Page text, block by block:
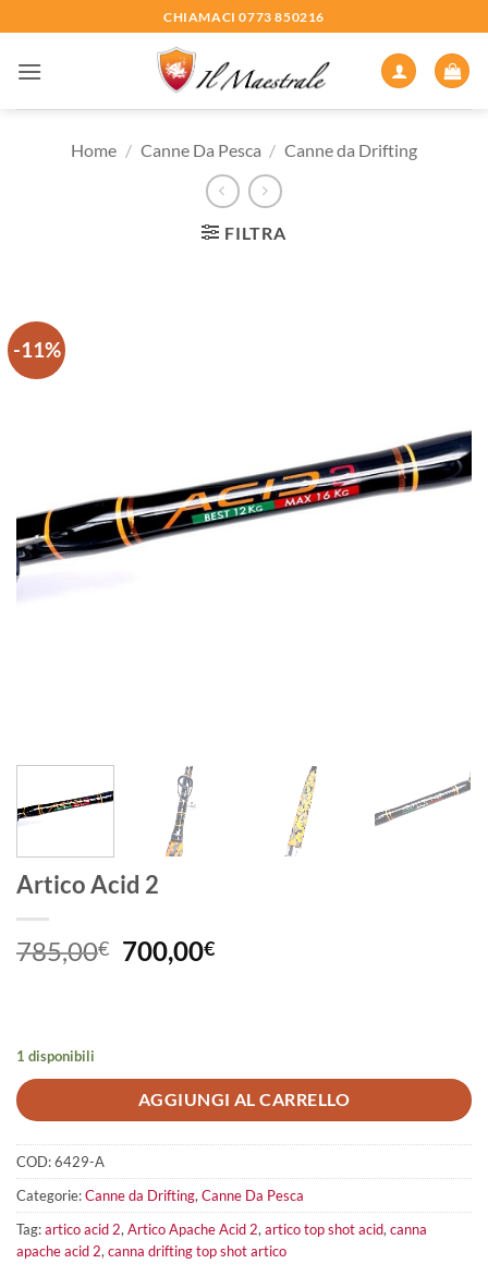
ai
contenuti
CHIAMACI 0773 850216
Home / Canne Da Pesca / Canne da Drifting
FILTRA
-11%
Artico Acid 2
785,00€ Il
prezzo
700,00€Il
1 disponibili
AGGIUNGI AL CARRELLO
COD:6429-A
Categorie:Canne da Drifting, Canne Da Pesca
Tag:artico acid 2, Artico Apache Acid 2, artico top shot acid, canna
apache acid 2, canna drifting top shot artico